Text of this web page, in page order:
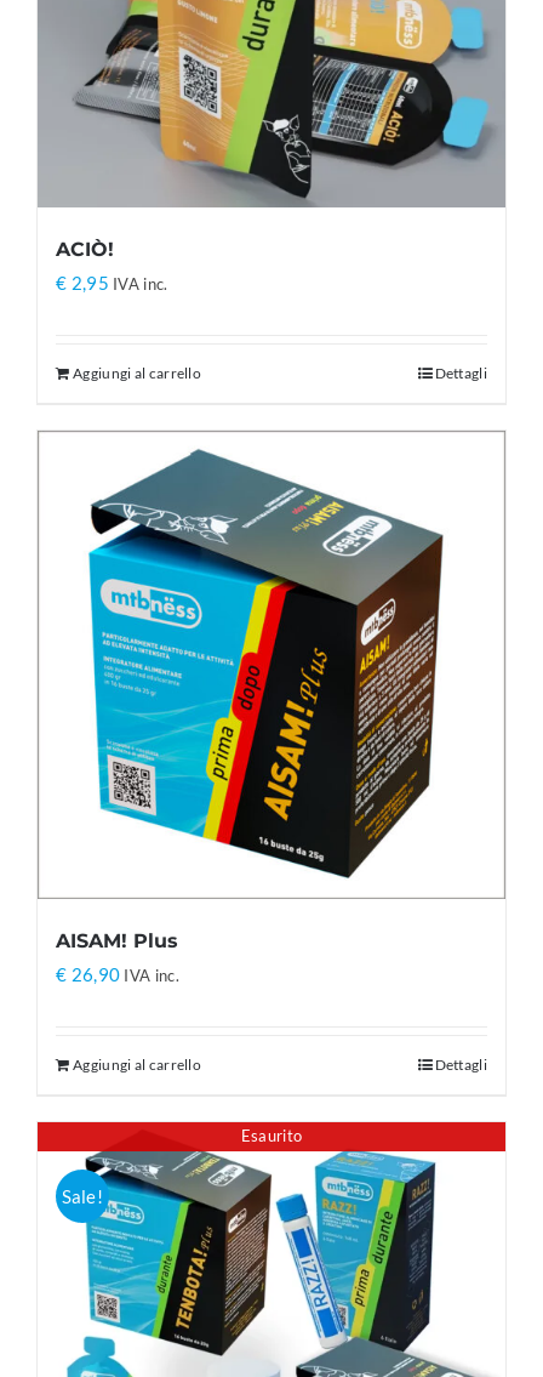
ACIÒ!
€ 2,95 IVA inc.
Aggiungi al carrello Dettagli
AISAM! Plus
€ 26,90 IVA inc.
Aggiungi al carrello Dettagli
Esaurito
Sale!